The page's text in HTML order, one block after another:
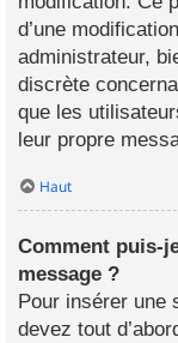
d’une
administrateur,
discrète
que les
leur propre
Haut
Comment puis-
message ?
Pour insérer une
devez tout